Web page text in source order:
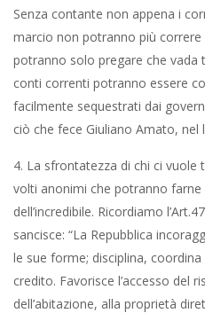
Senza contante non appena i
marcio non potranno più
potranno solo pregare che vada
conti correnti potranno essere
facilmente sequestrati dai
ciò che fece Giuliano Amato, nel
4. La sfrontatezza di chi ci
volti anonimi che potranno
dell’incredibile. Ricordiamo
sancisce: “La Repubblica
le sue forme; disciplina, coordina
credito. Favorisce l’accesso del
dell’abitazione, alla proprietà